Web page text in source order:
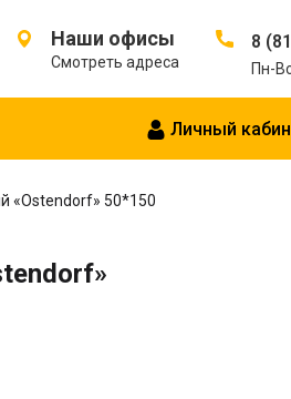
Наши офисы
Смотреть адреса
8
Пн-
Личный
«Ostendorf» 50*150